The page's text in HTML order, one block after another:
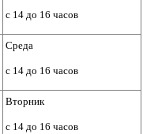
с 14 до 16 часов
Среда
с 14 до 16 часов
Вторник
с 14 до 16 часов